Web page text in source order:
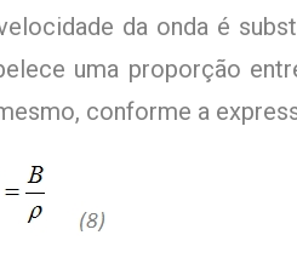
da onda é
uma proporção
conforme a